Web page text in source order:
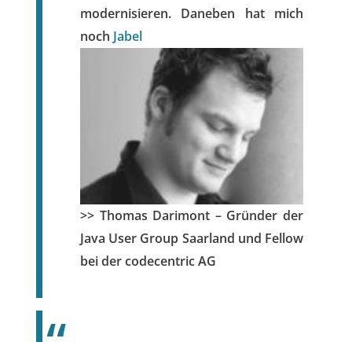
modernisieren. Daneben hat mich
noch Jabel
>> Thomas Darimont – Gründer der
Java User Group Saarland und Fellow
bei der codecentric AG